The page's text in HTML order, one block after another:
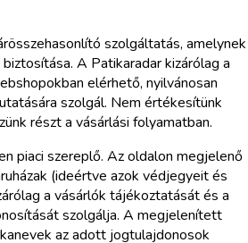
szolgáltatás, amelynek
A Patikaradar kizárólag a
elérhető, nyilvánosan
szolgál. Nem értékesítünk
részt a vásárlási folyamatban.
piaci szereplő. Az oldalon megjelenő
(ideértve azok védjegyeit és
a vásárlók tájékoztatását és a
szolgálja. A megjelenített
az adott jogtulajdonosok